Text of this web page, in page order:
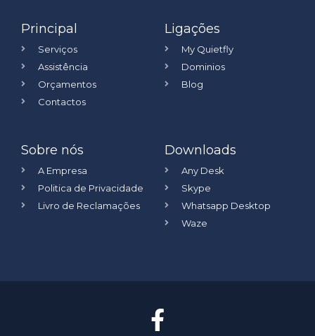
Principal
Serviços
Assistência
Orçamentos
Contactos
Ligações
My Quietfly
Dominios
Blog
Sobre nós
A Empresa
Politica de Privacidade
Livro de Reclamações
Downloads
Any Desk
Skype
Whatsapp Desktop
Waze